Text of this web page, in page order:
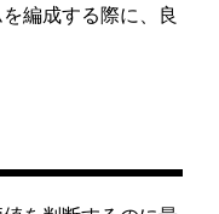
編成する際に、良